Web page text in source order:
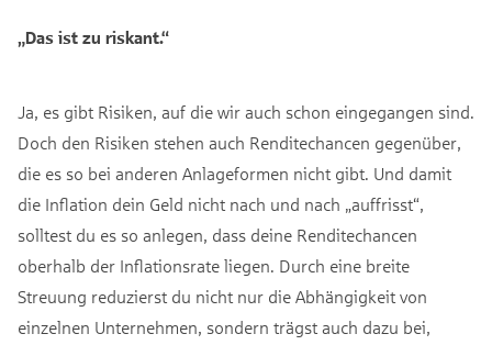
„Das ist zu riskant.“
Ja, es gibt Risiken, auf die wir auch schon eingegangen sind.
Doch den Risiken stehen auch Renditechancen gegenüber,
die es so bei anderen Anlageformen nicht gibt. Und damit
die Inflation dein Geld nicht nach und nach „auffrisst“,
solltest du es so anlegen, dass deine Renditechancen
oberhalb der Inflationsrate liegen. Durch eine breite
Streuung reduzierst du nicht nur die Abhängigkeit von
einzelnen Unternehmen, sondern trägst auch dazu bei,